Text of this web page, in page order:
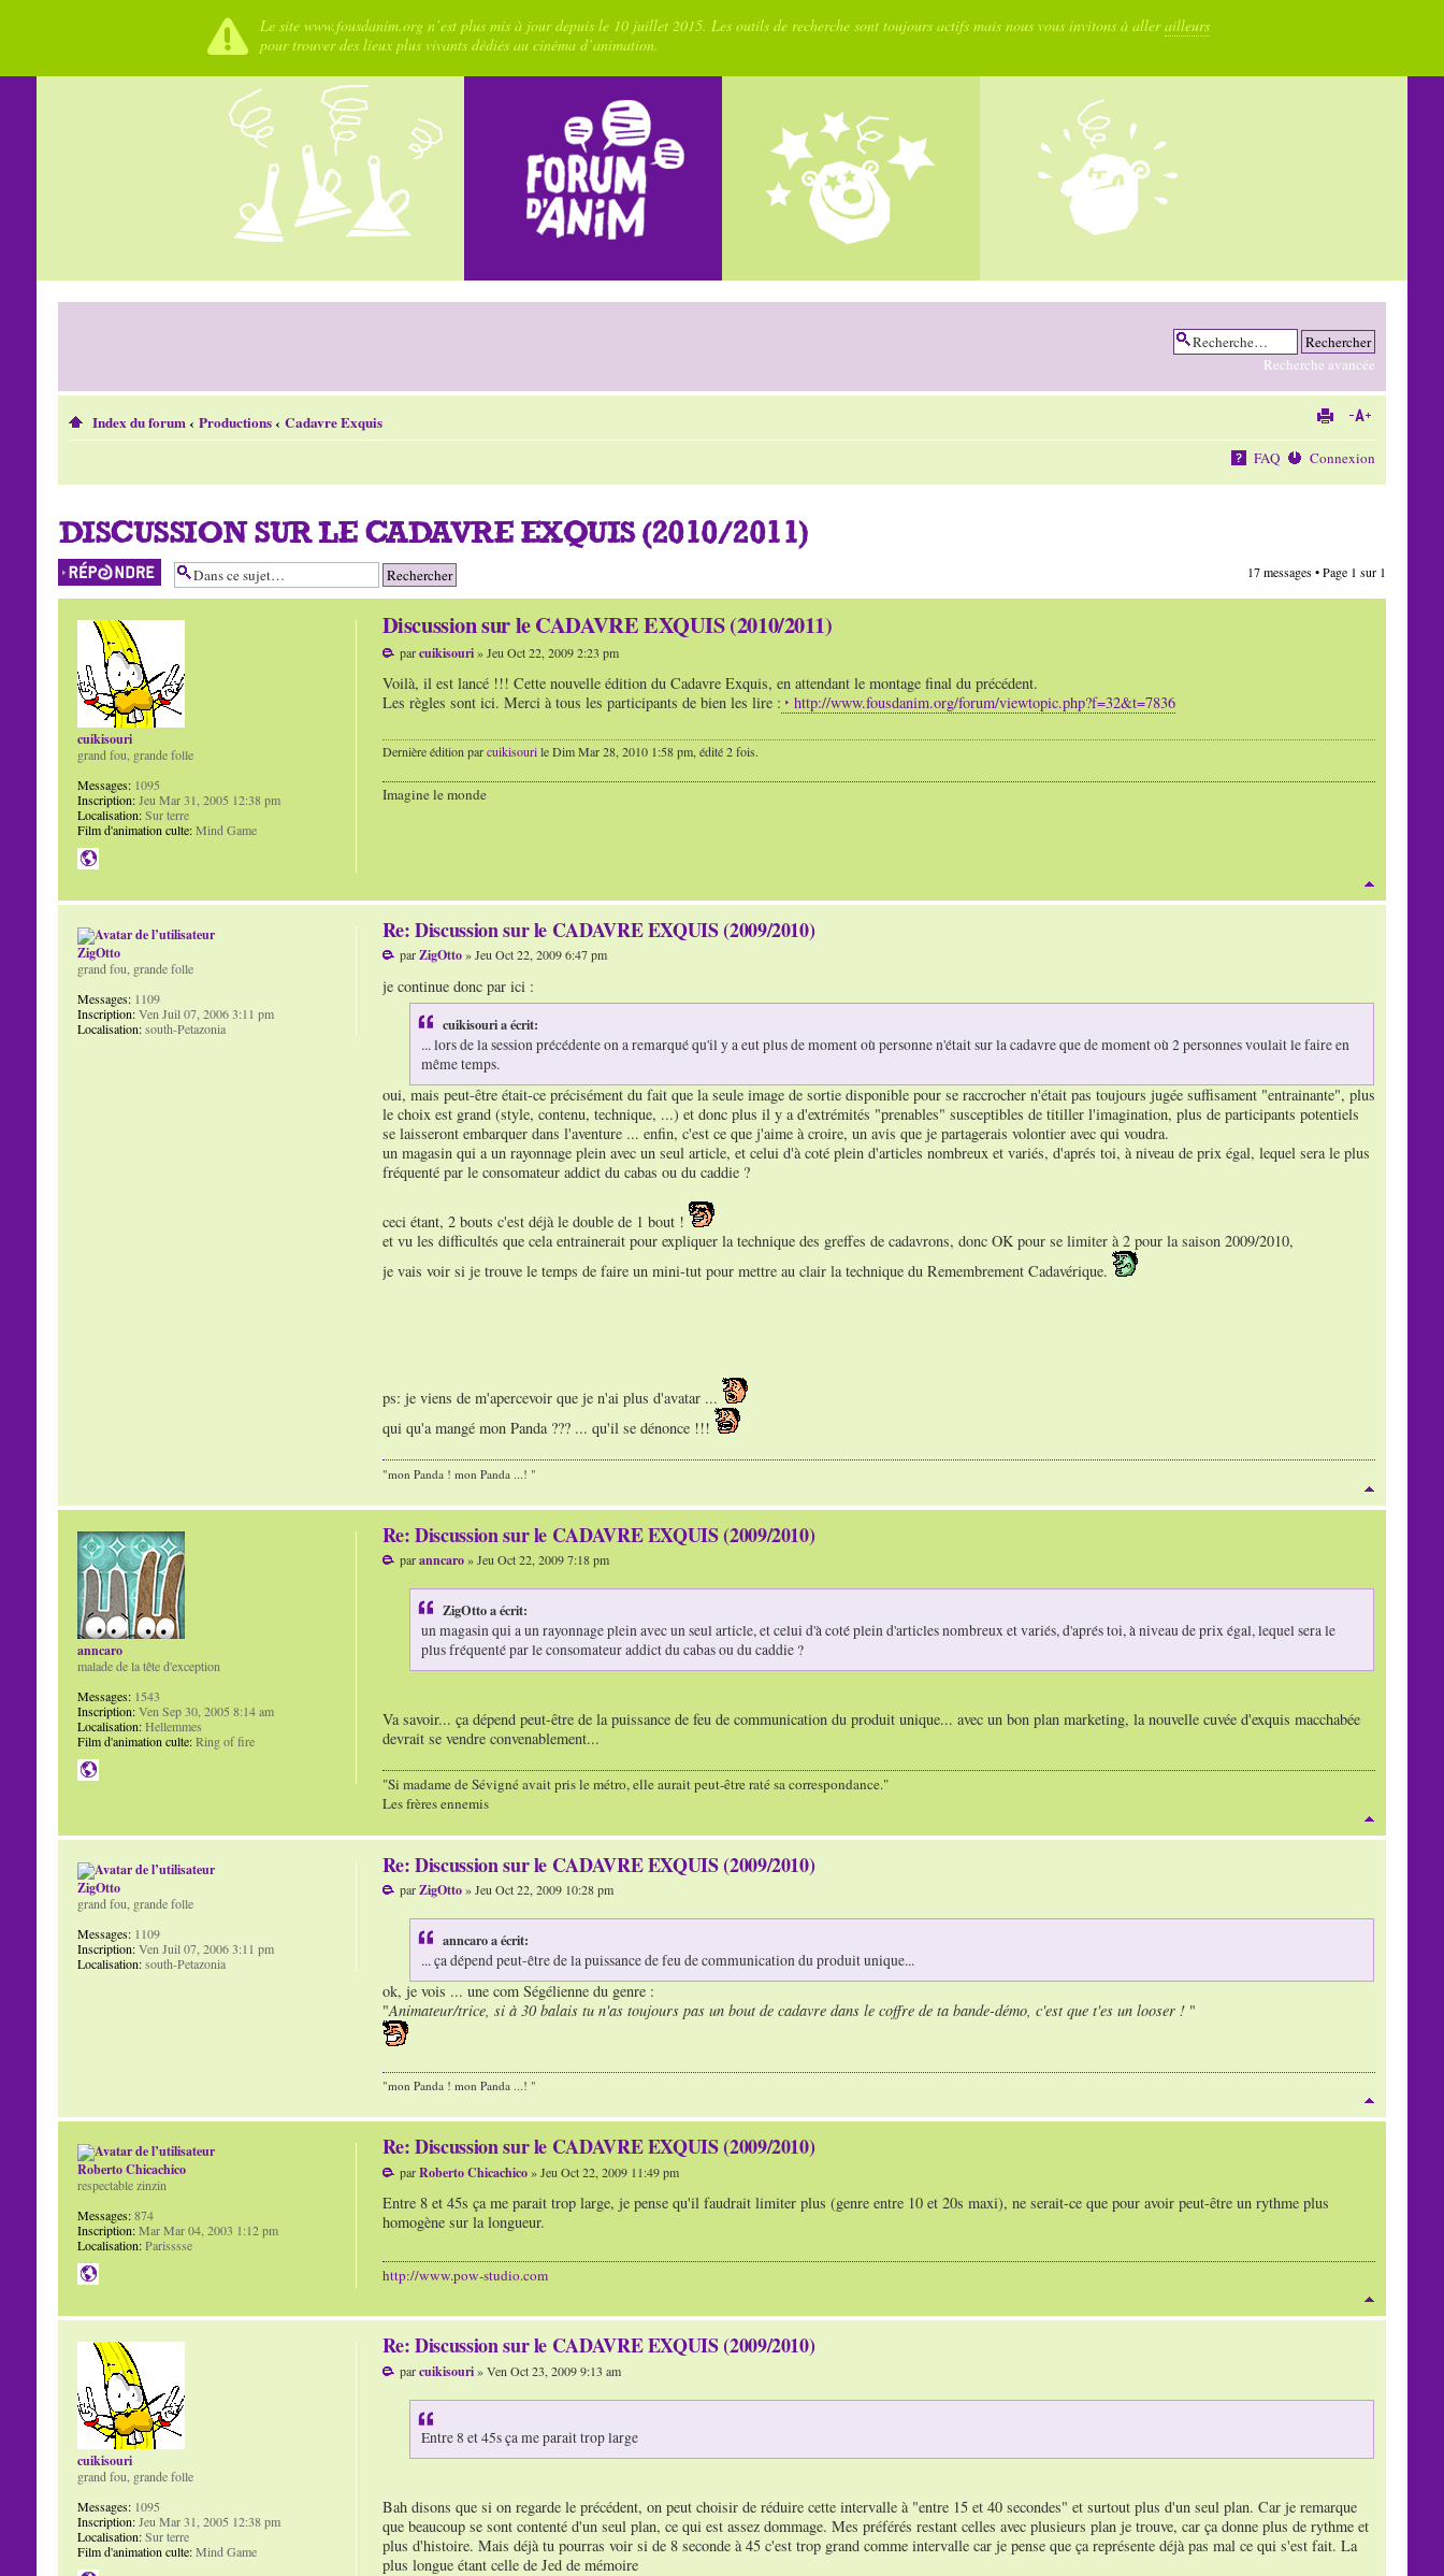
Le site www.fousdanim.org n’est plus mis à jour depuis le 10 juillet 2015. Les outils de recherche sont toujours actifs mais nous vous invitons à allerailleurs
pour trouver des lieux plus vivants dédiés au cinéma d’animation.
Recherche avancée
Index du forum‹ Productions‹ Cadavre Exquis
FAQ Connexion
DISCUSSION SUR LE CADAVRE EXQUIS (2010/2011)
Répondre 17 messages • Page 1 sur 1
Discussion sur le CADAVRE EXQUIS (2010/2011)
parcuikisouri» Jeu Oct 22, 2009 2:23 pm
Voilà, il est lancé !!! Cette nouvelle édition du Cadavre Exquis, en attendant le montage final du précédent.
Les règles sont ici. Merci à tous les participants de bien les lire :
http://www.fousdanim.org/forum/viewtopic.php?f=32&t=7836
Dernière édition parcuikisourile Dim Mar 28, 2010 1:58 pm, édité 2 fois.
Imagine le monde
cuikisouri
grand fou, grande folle
Messages:1095
Inscription:Jeu Mar 31, 2005 12:38 pm
Localisation:Sur terre
Film d'animation culte:Mind Game
Re: Discussion sur le CADAVRE EXQUIS (2009/2010)
parZigOtto» Jeu Oct 22, 2009 6:47 pm
je continue donc par ici :
cuikisouri a écrit:
... lors de la session précédente on a remarqué qu'il y a eut plus de moment où personne n'était sur la cadavre que de moment où 2 personnes voulait le faire en
même temps.
oui, mais peut-être était-ce précisément du fait que la seule image de sortie disponible pour se raccrocher n'était pas toujours jugée suffisament "entrainante", plus
le choix est grand (style, contenu, technique, ...) et donc plus il y a d'extrémités "prenables" susceptibles de titiller l'imagination, plus de participants potentiels
se laisseront embarquer dans l'aventure ... enfin, c'est ce que j'aime à croire, un avis que je partagerais volontier avec qui voudra.
un magasin qui a un rayonnage plein avec un seul article, et celui d'à coté plein d'articles nombreux et variés, d'aprés toi, à niveau de prix égal, lequel sera le plus
fréquenté par le consomateur addict du cabas ou du caddie ?
ceci étant, 2 bouts c'est déjà le double de 1 bout !
et vu les difficultés que cela entrainerait pour expliquer la technique des greffes de cadavrons, donc OK pour se limiter à 2 pour la saison 2009/2010,
je vais voir si je trouve le temps de faire un mini-tut pour mettre au clair la technique du Remembrement Cadavérique.
ps: je viens de m'apercevoir que je n'ai plus d'avatar ...
qui qu'a mangé mon Panda ??? ... qu'il se dénonce !!!
"mon Panda ! mon Panda ...! "
ZigOtto
grand fou, grande folle
Messages:1109
Inscription:Ven Juil 07, 2006 3:11 pm
Localisation:south-Petazonia
Re: Discussion sur le CADAVRE EXQUIS (2009/2010)
paranncaro» Jeu Oct 22, 2009 7:18 pm
ZigOtto a écrit:
un magasin qui a un rayonnage plein avec un seul article, et celui d'à coté plein d'articles nombreux et variés, d'aprés toi, à niveau de prix égal, lequel sera le
plus fréquenté par le consomateur addict du cabas ou du caddie ?
Va savoir... ça dépend peut-être de la puissance de feu de communication du produit unique... avec un bon plan marketing, la nouvelle cuvée d'exquis macchabée
devrait se vendre convenablement...
"Si madame de Sévigné avait pris le métro, elle aurait peut-être raté sa correspondance."
Les frères ennemis
anncaro
malade de la tête d'exception
Messages:1543
Inscription:Ven Sep 30, 2005 8:14 am
Localisation:Hellemmes
Film d'animation culte:Ring of fire
Re: Discussion sur le CADAVRE EXQUIS (2009/2010)
parZigOtto» Jeu Oct 22, 2009 10:28 pm
anncaro a écrit:
... ça dépend peut-être de la puissance de feu de communication du produit unique...
ok, je vois ... une com Ségélienne du genre :
"Animateur/trice, si à 30 balais tu n'as toujours pas un bout de cadavre dans le coffre de ta bande-démo, c'est que t'es un looser !"
"mon Panda ! mon Panda ...! "
ZigOtto
grand fou, grande folle
Messages:1109
Inscription:Ven Juil 07, 2006 3:11 pm
Localisation:south-Petazonia
Re: Discussion sur le CADAVRE EXQUIS (2009/2010)
parRoberto Chicachico» Jeu Oct 22, 2009 11:49 pm
Entre 8 et 45s ça me parait trop large, je pense qu'il faudrait limiter plus (genre entre 10 et 20s maxi), ne serait-ce que pour avoir peut-être un rythme plus
homogène sur la longueur.
http://www.pow-studio.com
Roberto Chicachico
respectable zinzin
Messages:874
Inscription:Mar Mar 04, 2003 1:12 pm
Localisation:Parisssse
Re: Discussion sur le CADAVRE EXQUIS (2009/2010)
parcuikisouri» Ven Oct 23, 2009 9:13 am
Entre 8 et 45s ça me parait trop large
Bah disons que si on regarde le précédent, on peut choisir de réduire cette intervalle à "entre 15 et 40 secondes" et surtout plus d'un seul plan. Car je remarque
que beaucoup se sont contenté d'un seul plan, ce qui est assez dommage. Mes préférés restant celles avec plusieurs plan je trouve, car ça donne plus de rythme et
plus d'histoire. Mais déjà tu pourras voir si de 8 seconde à 45 c'est trop grand comme intervalle car je pense que ça représente déjà pas mal ce qui s'est fait. La
plus longue étant celle de Jed de mémoire
cuikisouri
grand fou, grande folle
Messages:1095
Inscription:Jeu Mar 31, 2005 12:38 pm
Localisation:Sur terre
Film d'animation culte:Mind Game